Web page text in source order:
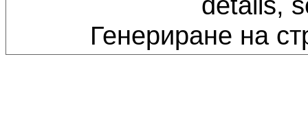
Генериране на